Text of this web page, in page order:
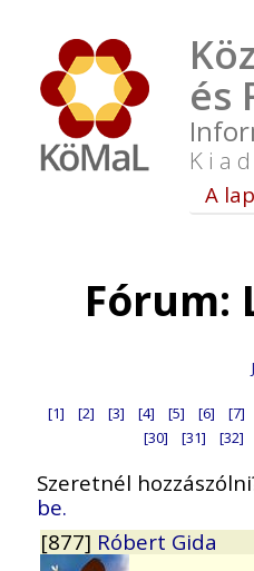
és
A lap
Fórum:
[1] [2] [3] [4] [5] [6] [7]
[30]
[31] [32]
Szeretnél
be.
[877] Róbert Gida